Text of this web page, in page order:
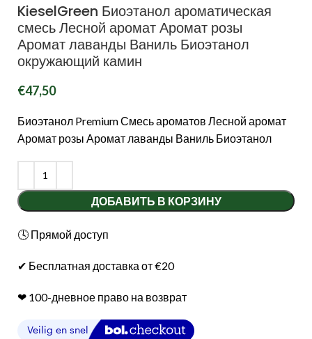
KieselGreen Биоэтанол ароматическая
смесь Лесной аромат Аромат розы
Аромат лаванды Ваниль Биоэтанол
окружающий камин
€47,50
Биоэтанол Premium Смесь ароматов Лесной аромат
Аромат розы Аромат лаванды Ваниль Биоэтанол
ДОБАВИТЬ В КОРЗИНУ
🕓 Прямой доступ
✔ Бесплатная доставка от €20
❤︎ 100-дневное право на возврат